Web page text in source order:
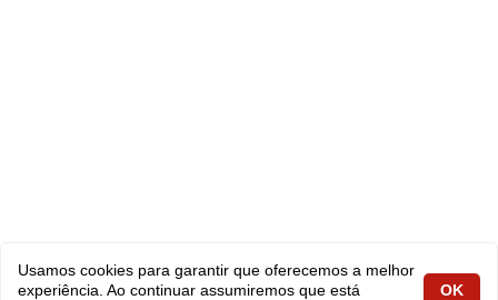
Usamos cookies para garantir que oferecemos a melhor
experiência. Ao continuar assumiremos que está
OK